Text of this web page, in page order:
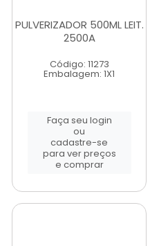
PULVERIZADOR 500ML LEIT.
2500A
Código: 11273
Embalagem: 1X1
Faça seu login
ou
cadastre-se
para ver preços
e comprar